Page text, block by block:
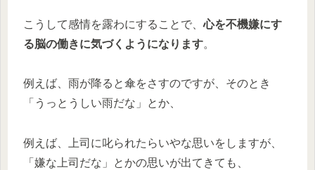
こうして感情を露わにすることで、心を不機嫌にす
る脳の働きに気づくようになります。
例えば、雨が降ると傘をさすのですが、そのとき
「うっとうしい雨だな」とか、
例えば、上司に叱られたらいやな思いをしますが、
「嫌な上司だな」とかの思いが出てきても、